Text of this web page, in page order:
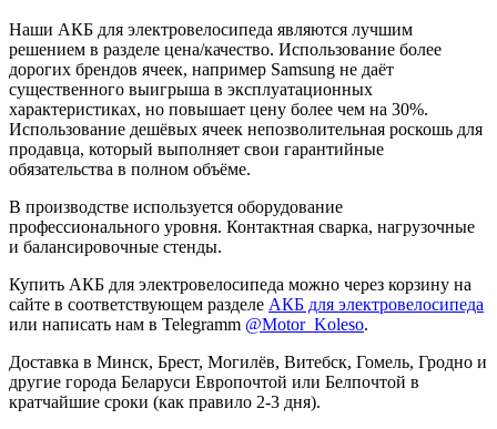
Наши АКБ для электровелосипеда являются лучшим
решением в разделе цена/качество. Использование более
дорогих брендов ячеек, например Samsung не даёт
существенного выигрыша в эксплуатационных
характеристиках, но повышает цену более чем на 30%.
Использование дешёвых ячеек непозволительная роскошь для
продавца, который выполняет свои гарантийные
обязательства в полном объёме.
В производстве используется оборудование
профессионального уровня. Контактная сварка, нагрузочные
и балансировочные стенды.
Купить АКБ для электровелосипеда можно через корзину на
сайте в соответствующем разделе АКБ для электровелосипеда
или написать нам в Telegramm @Motor_Koleso.
Доставка в Минск, Брест, Могилёв, Витебск, Гомель, Гродно и
другие города Беларуси Европочтой или Белпочтой в
кратчайшие сроки (как правило 2-3 дня).